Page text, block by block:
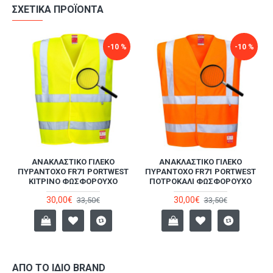
δραστηριότητα.
ΣΧΕΤΙΚΆ ΠΡΟΪΌΝΤΑ
-10 %
ΑΝΑΚΛΑΣΤΙΚΌ ΓΙΛΈΚΟ
ΠΥΡΆΝΤΟΧΟ FR71 PORTWEST
ΚΙΤΡΙΝΟ ΦΩΣΦΟΡΟΥΧΟ
30,00€ 33,50€
-10 %
ΑΝΑΚΛΑΣΤΙΚΌ ΓΙΛΈΚΟ
ΠΥΡΆΝΤΟΧΟ FR71 PORTWEST
ΠΟΤΡΟΚΑΛΙ ΦΩΣΦΟΡΟΥΧΟ
30,00€ 33,50€
ΑΠΌ ΤΟ ΊΔΙΟ BRAND